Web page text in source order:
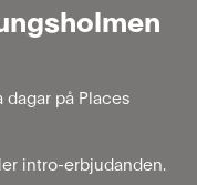
på Places
intro-erbjudanden.